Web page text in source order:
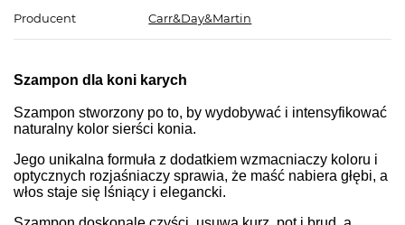
Producent
Carr&Day&Martin
Szampon dla koni karych
Szampon stworzony po to, by wydobywać i intensyfikować
naturalny kolor sierści konia.
Jego unikalna formuła z dodatkiem wzmacniaczy koloru i
optycznych rozjaśniaczy sprawia, że maść nabiera głębi, a
włos staje się lśniący i elegancki.